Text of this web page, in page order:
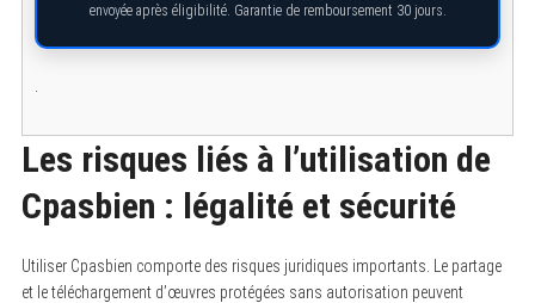
envoyée après éligibilité. Garantie de remboursement 30 jours.
Les risques liés à l’utilisation de
Cpasbien : légalité et sécurité
Utiliser Cpasbien comporte des risques juridiques importants. Le partage
et le téléchargement d’œuvres protégées sans autorisation peuvent